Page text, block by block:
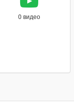
0 видео